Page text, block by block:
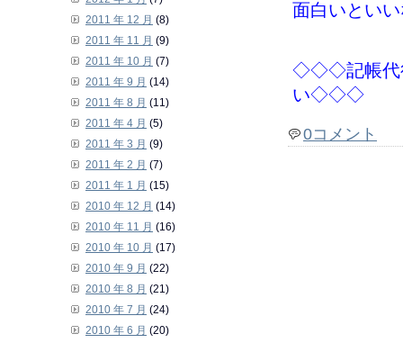
面白いとい
◇◇◇記帳代
い◇◇◇
0コメント
2011 年 12 月 (8)
2011 年 11 月 (9)
2011 年 10 月 (7)
2011 年 9 月 (14)
2011 年 8 月 (11)
2011 年 4 月 (5)
2011 年 3 月 (9)
2011 年 2 月 (7)
2011 年 1 月 (15)
2010 年 12 月 (14)
2010 年 11 月 (16)
2010 年 10 月 (17)
2010 年 9 月 (22)
2010 年 8 月 (21)
2010 年 7 月 (24)
2010 年 6 月 (20)